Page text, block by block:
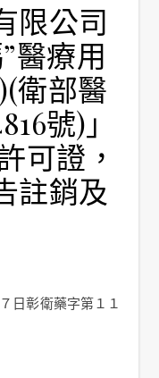
限公司
醫療用
衛部醫
號)」
可證，
註銷及